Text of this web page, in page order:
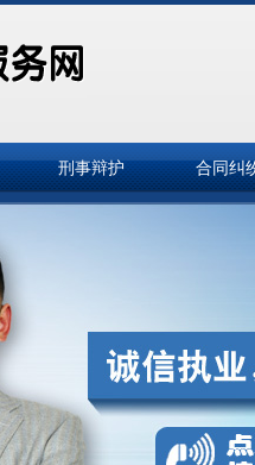
刑事辩护 合同纠